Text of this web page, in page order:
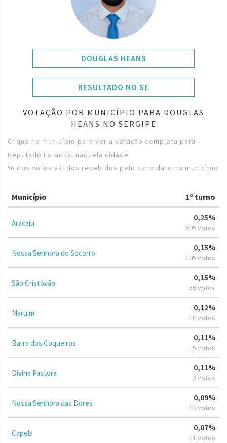
DOUGLAS HEANS
RESULTADO NO SE
VOTAÇÃO POR MUNICÍPIO PARA DOUGLAS
HEANS NO SERGIPE
Clique no município para ver a votação completa para
Deputado Estadual naquela cidade
% dos votos válidos recebidos pelo candidato no município
Município 1º turno
Aracaju
0,25%
695 votos
Nossa Senhora do Socorro
0,15%
105 votos
São Cristóvão
0,15%
56 votos
Maruim
0,12%
10 votos
Barra dos Coqueiros
0,11%
15 votos
Divina Pastora
0,11%
3 votos
Nossa Senhora das Dores
0,09%
13 votos
Capela
0,07%
11 votos